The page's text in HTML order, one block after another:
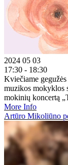
2024 05 03
17:30 - 18:30
Kviečiame
muzikos mokyklos
mokinių koncertą
More Info
Artūro Mikoliūno